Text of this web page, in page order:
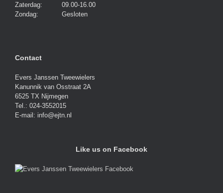
Zaterdag:
09.00-16.00
Zondag:
Gesloten
Contact
Evers Janssen Tweewielers
Kanunnik van Osstraat 2A
6525 TX Nijmegen
Tel.: 024-3552015
E-mail: info@ejtn.nl
Like us on Facebook